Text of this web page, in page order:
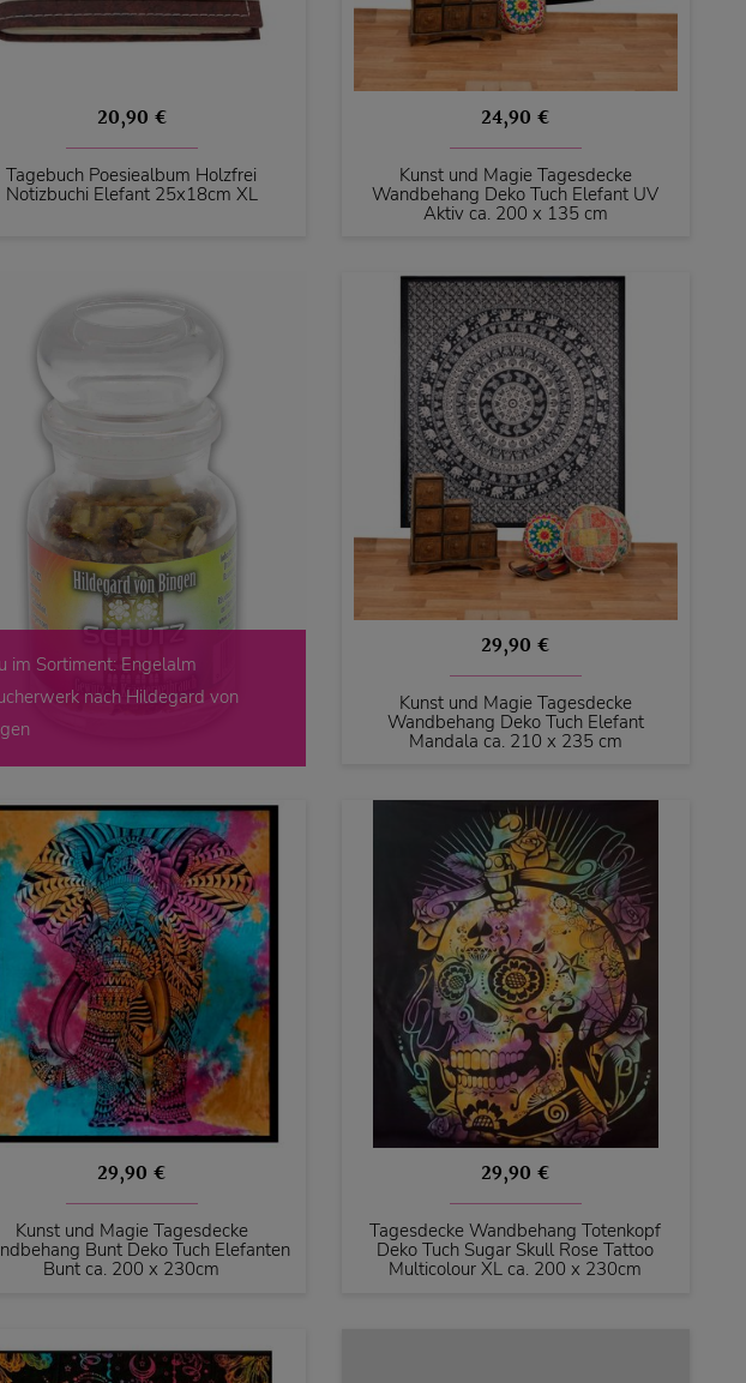
20,90 €
Tagebuch Poesiealbum Holzfrei
Notizbuchi Elefant 25x18cm XL
24,90 €
Kunst und Magie Tagesdecke
Wandbehang Deko Tuch Elefant UV
Aktiv ca. 200 x 135 cm
im Sortiment: Engelalm
nach Hildegard von
29,90 €
Kunst und Magie Tagesdecke
Wandbehang Deko Tuch Elefant
Mandala ca. 210 x 235 cm
29,90 €
Kunst und Magie Tagesdecke
Bunt Deko Tuch Elefanten
Bunt ca. 200 x 230cm
29,90 €
Tagesdecke Wandbehang Totenkopf
Deko Tuch Sugar Skull Rose Tattoo
Multicolour XL ca. 200 x 230cm